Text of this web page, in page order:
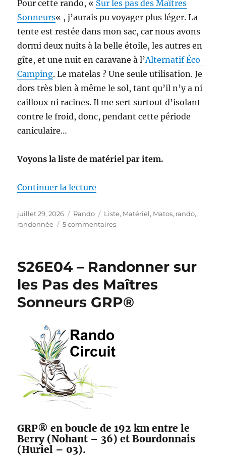
Pour cette rando, « Sur les pas des Maîtres
Sonneurs« , j’aurais pu voyager plus léger. La
tente est restée dans mon sac, car nous avons
dormi deux nuits à la belle étoile, les autres en
gîte, et une nuit en caravane à l’Alternatif Éco-
Camping. Le matelas ? Une seule utilisation. Je
dors très bien à même le sol, tant qu’il n’y a ni
cailloux ni racines. Il me sert surtout d’isolant
contre le froid, donc, pendant cette période
caniculaire…
Voyons la liste de matériel par item.
Continuer la lecture
Publié
le
juillet 29, 2026 Catégories
Rando Étiquettes
Liste, Matériel, Matos, rando,
randonnée
5 commentairessur
la
:
sur
les
S26E04 – Randonner sur
les Pas des Maîtres
Sonneurs GRP®
GRP® en boucle de 192 km entre le
Berry (Nohant – 36) et Bourdonnais
(Huriel – 03).